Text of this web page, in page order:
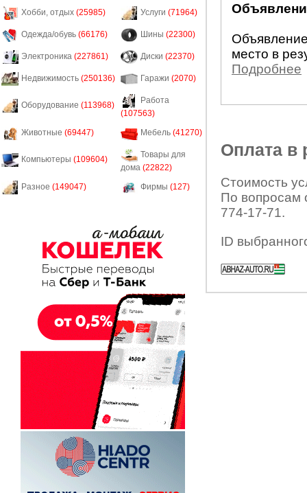
Хобби, отдых (25985) Услуги (71964)
Одежда/обувь (66176) Шины (22300)
Электроника (227861) Диски (22370)
Недвижимость (250136) Гаражи (2070)
Оборудование (113968)
Работа
(107563)
Животные (69447) Мебель (41270)
Компьютеры (109604)
Товары для
дома (22822)
Разное (149047) Фирмы (127)
место в
Подробнее
Оплата в
Стоимость
По вопросам
774-17-71.
ID